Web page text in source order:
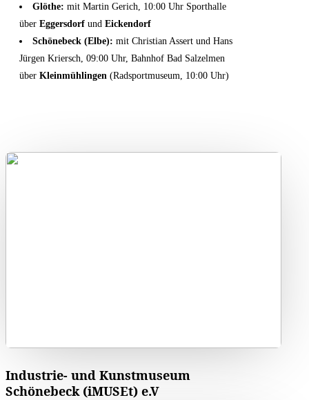
Glöthe: mit Martin Gerich, 10:00 Uhr Sporthalle
über Eggersdorf und Eickendorf
Schönebeck (Elbe): mit Christian Assert und Hans
Jürgen Kriersch, 09:00 Uhr, Bahnhof Bad Salzelmen
über Kleinmühlingen (Radsportmuseum, 10:00 Uhr)
Industrie- und Kunstmuseum
Schönebeck (iMUSEt) e.V